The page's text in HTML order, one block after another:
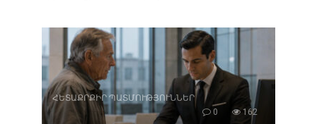
ՀԵՏԱՔՐՔԻՐ ՊԱՏՄՈՒԹՅՈՒՆՆԵՐ
0
162